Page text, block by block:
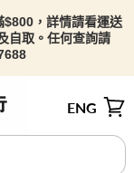
$800，詳情請看運送
自取。任何查詢請
ENG